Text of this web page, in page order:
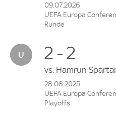
09.07.2026
UEFA Europa
Runde
2 - 2
vs. Hamrun
28.08.2025
UEFA Europa
Playoffs